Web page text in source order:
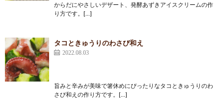
からだにやさしいデザート、発酵あずきアイスクリームの作
り方です。[…]
タコときゅうりのわさび和え
2022.08.03
旨みと辛みが美味で箸休めにぴったりなタコときゅうりのわ
さび和えの作り方です。[…]